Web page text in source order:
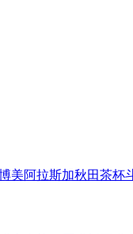
美阿拉斯加秋田茶杯